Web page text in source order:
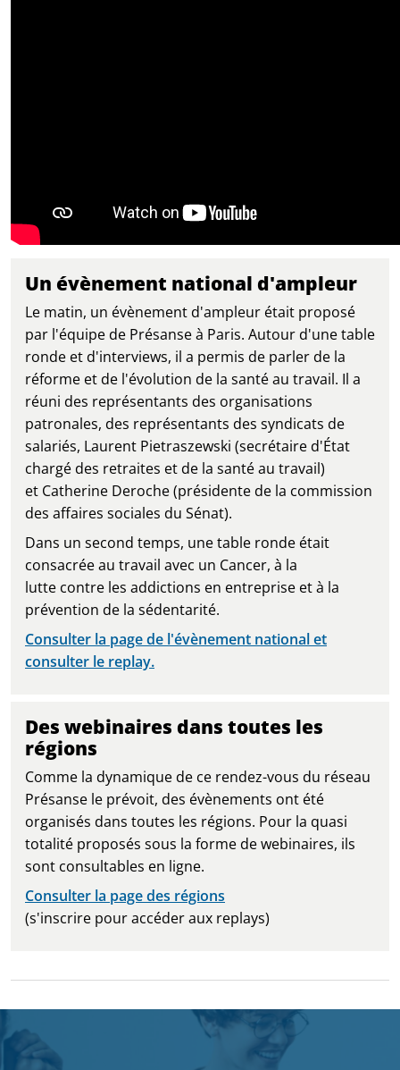
Un évènement national d'ampleur
Le matin, un évènement d'ampleur était proposé
par l'équipe de Présanse à Paris. Autour d'une table
ronde et d'interviews, il a permis de parler de la
réforme et de l'évolution de la santé au travail. Il a
réuni des représentants des organisations
patronales, des représentants des syndicats de
salariés, Laurent Pietraszewski (secrétaire d'État
chargé des retraites et de la santé au travail)
et Catherine Deroche (présidente de la commission
des affaires sociales du Sénat).
Dans un second temps, une table ronde était
consacrée au travail avec un Cancer, à la
lutte contre les addictions en entreprise et à la
prévention de la sédentarité.
Consulter la page de l'évènement national et
consulter le replay.
Des webinaires dans toutes les
régions
Comme la dynamique de ce rendez-vous du réseau
Présanse le prévoit, des évènements ont été
organisés dans toutes les régions. Pour la quasi
totalité proposés sous la forme de webinaires, ils
sont consultables en ligne.
Consulter la page des régions
(s'inscrire pour accéder aux replays)